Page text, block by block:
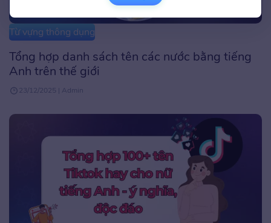
Từ vựng thông dụng
Tổng hợp danh sách tên các nước bằng tiếng
Anh trên thế giới
23/12/2025 | Admin